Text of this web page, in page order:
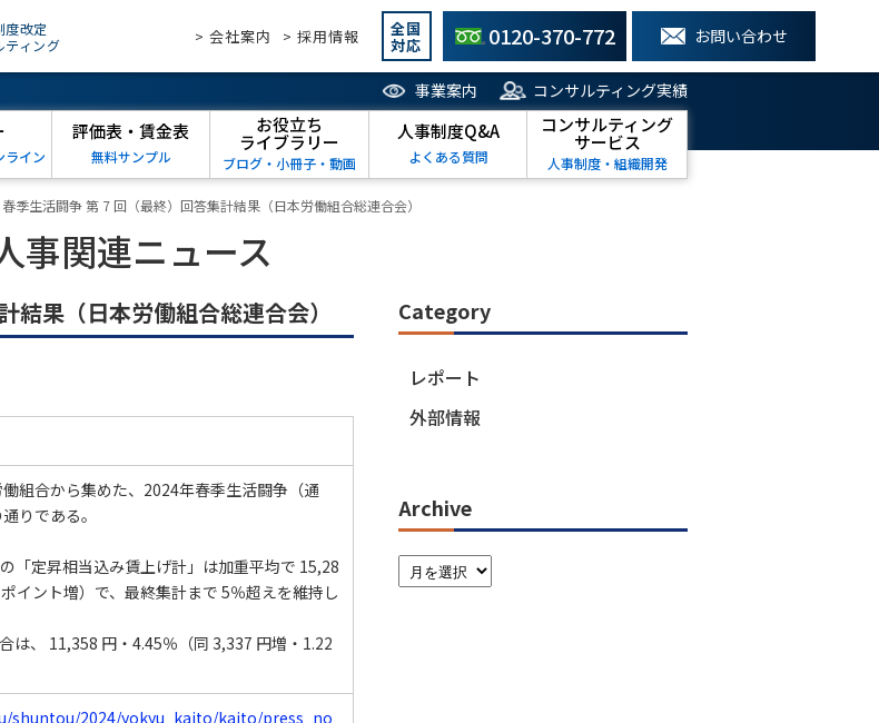
改定
ティング
> 会社案内 > 採用情報 全国
対応 0120-370-772 お問い合わせ
事業案内 コンサルティング実績
ライン
評価表・賃金表
無料サンプル
お役立ち
ライブラリー
ブログ・小冊子・動画
人事制度Q&A
よくある質問
コンサルティング
サービス
人事制度・組織開発
季生活闘争 第 7 回（最終）回答集計結果（日本労働組合総連合会）
事関連ニュース
果（日本労働組合総連合会）
組合から集めた、2024年春季生活闘争（通
りである。
「定昇相当込み賃上げ計」は加重平均で 15,28
イント増）で、最終集計まで 5％超えを維持し
は、 11,358 円・4.45％（同 3,337 円増・1.22
2024/yokyu_kaito/kaito/press_no
Category
レポート
外部情報
Archive